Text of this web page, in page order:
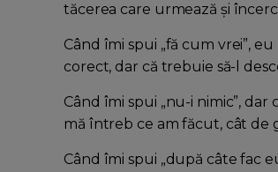
tăcerea care urmează și
Când îmi spui „fă cum vrei”,
corect, dar că trebuie să-l
Când îmi spui „nu-i nimic”,
mă întreb ce am făcut, cât de
Când îmi spui „după câte fac